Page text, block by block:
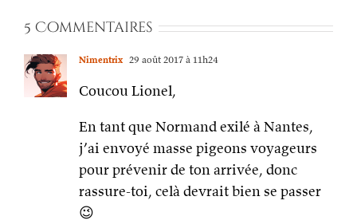
5 Commentaires
Nimentrix 29 août 2017 à 11h24
Coucou Lionel,
En tant que Normand exilé à Nantes,
j’ai envoyé masse pigeons voyageurs
pour prévenir de ton arrivée, donc
rassure-toi, celà devrait bien se passer
😉